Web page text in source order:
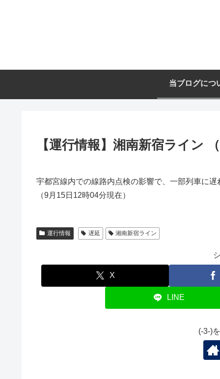
当ブログにつ
【運行情報】湘南新宿ライン
宇都宮線内での線路内点検の影響で、一部列車に遅
（9月15日12時04分現在）
運行情報 遅延 湘南新宿ライン
X
LINE
(-3-)